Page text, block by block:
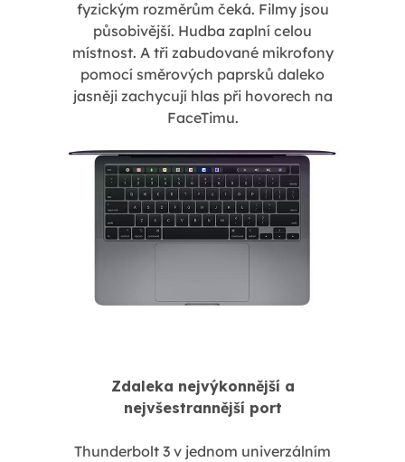
fyzickým rozměrům čeká. Filmy jsou
působivější. Hudba zaplní celou
místnost. A tři zabudované mikrofony
pomocí směrových paprsků daleko
jasněji zachycují hlas při hovorech na
FaceTimu.
Zdaleka nejvýkonnější a
nejvšestrannější port
Thunderbolt 3 v jednom univerzálním